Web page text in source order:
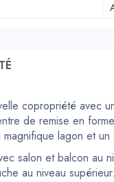
copropriété avec
de remise en
magnifique lagon et
salon et balcon au
au niveau